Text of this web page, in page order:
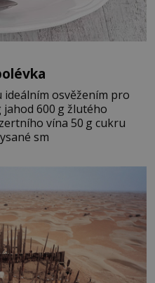
ideálním osvěžením pro
vína 50 g cukru
sm